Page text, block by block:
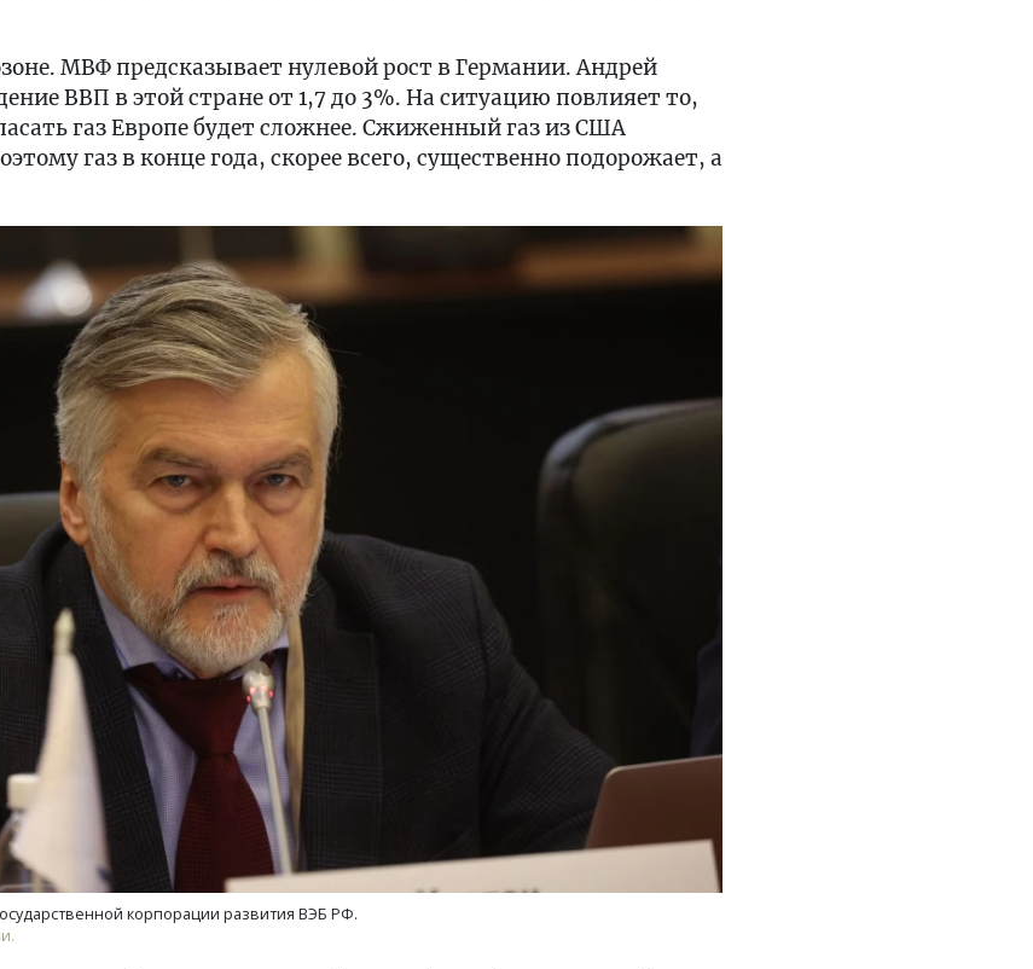
МВФ предсказывает нулевой рост в Германии. Андрей
ВВП в этой стране от 1,7 до 3%. На ситуацию повлияет то,
газ Европе будет сложнее. Сжиженный газ из США
газ в конце года, скорее всего, существенно подорожает, а
корпорации развития ВЭБ РФ.